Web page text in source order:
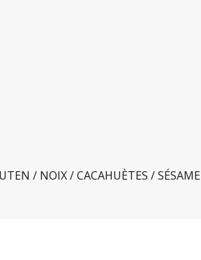
/ NOIX / CACAHUÈTES / SÉSAME